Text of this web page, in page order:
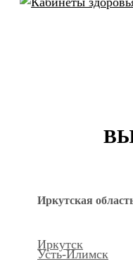
Иркутская
Иркутск
Усть-Илимск